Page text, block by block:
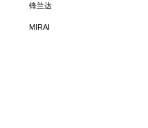
锋兰达
MIRAI